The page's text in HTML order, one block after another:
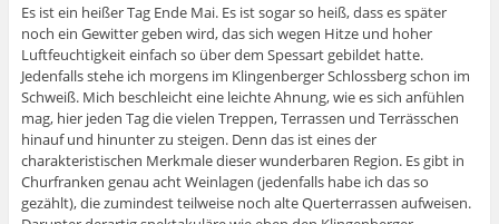
Es ist ein heißer Tag Ende Mai. Es ist sogar so heiß, dass es später
noch ein Gewitter geben wird, das sich wegen Hitze und hoher
Luftfeuchtigkeit einfach so über dem Spessart gebildet hatte.
Jedenfalls stehe ich morgens im Klingenberger Schlossberg schon im
Schweiß. Mich beschleicht eine leichte Ahnung, wie es sich anfühlen
mag, hier jeden Tag die vielen Treppen, Terrassen und Terrässchen
hinauf und hinunter zu steigen. Denn das ist eines der
charakteristischen Merkmale dieser wunderbaren Region. Es gibt in
Churfranken genau acht Weinlagen (jedenfalls habe ich das so
gezählt), die zumindest teilweise noch alte Querterrassen aufweisen.